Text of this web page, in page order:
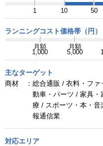
1 10 50
ランニングコスト価格帯（円）
月額 月額
1,000 5,000
主なターゲット
商材 ： 総合通販 / 衣料・ファ
動車・パーツ / 家具
療 / スポーツ・本・
報通信業
対応エリア